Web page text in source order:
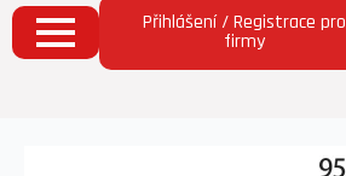
Přihlášení / Registrace pro
firmy